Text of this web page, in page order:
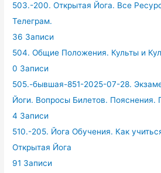
503.-200. Открытая Йога. Все
Телеграм.
36 Записи
504. Общие Положения. Культы и
0 Записи
505.-бывшая-851-2025-07-28.
Йоги. Вопросы Билетов. Пояснения.
4 Записи
510.-205. Йога Обучения. Как
Открытая Йога
91 Записи